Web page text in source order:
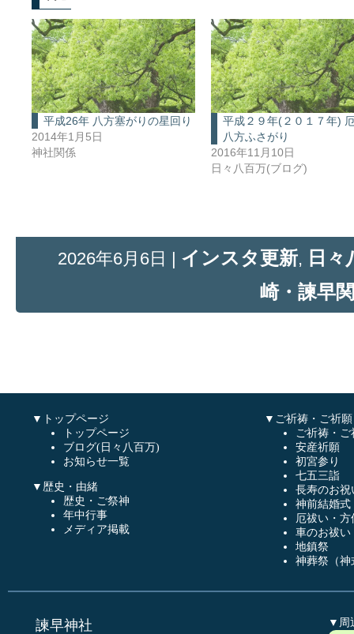
平成26年 八方塞がりの星回り
2014年1月5日
神社関係
平成２９年(２０１７年)
八方ふさがり
2016年11月10日
日々八百万(ブログ)
2026年6月6日 | インスタ更新, 日々
崎・諫早
▼トップページ
トップページ
ブログ(日々八百万)
お知らせ一覧
▼歴史・由緒
歴史・ご祭神
年中行事
メディア掲載
▼ご祈祷・ご祈願
ご祈祷・
安産祈願
初宮参り
七五三詣
長寿のお祝
神前結婚式
厄祓い・方
車のお祓い
地鎮祭
神葬祭（神
諫早神社 ▼周